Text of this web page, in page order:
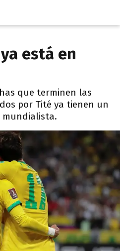
está en
que terminen las
por Tité ya tienen un